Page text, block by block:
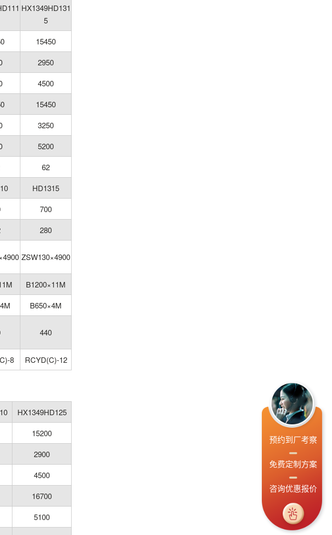
HX1349HD131
5
15450
2950
4500
15450
3250
5200
62
HD1315
700
280
ZSW130×4900
B1200×11M
B650×4M
440
8 RCYD(C)-12
HX1349HD125
15200
2900
4500
16700
5100
预约到厂考察
免费定制方案
咨询优惠报价